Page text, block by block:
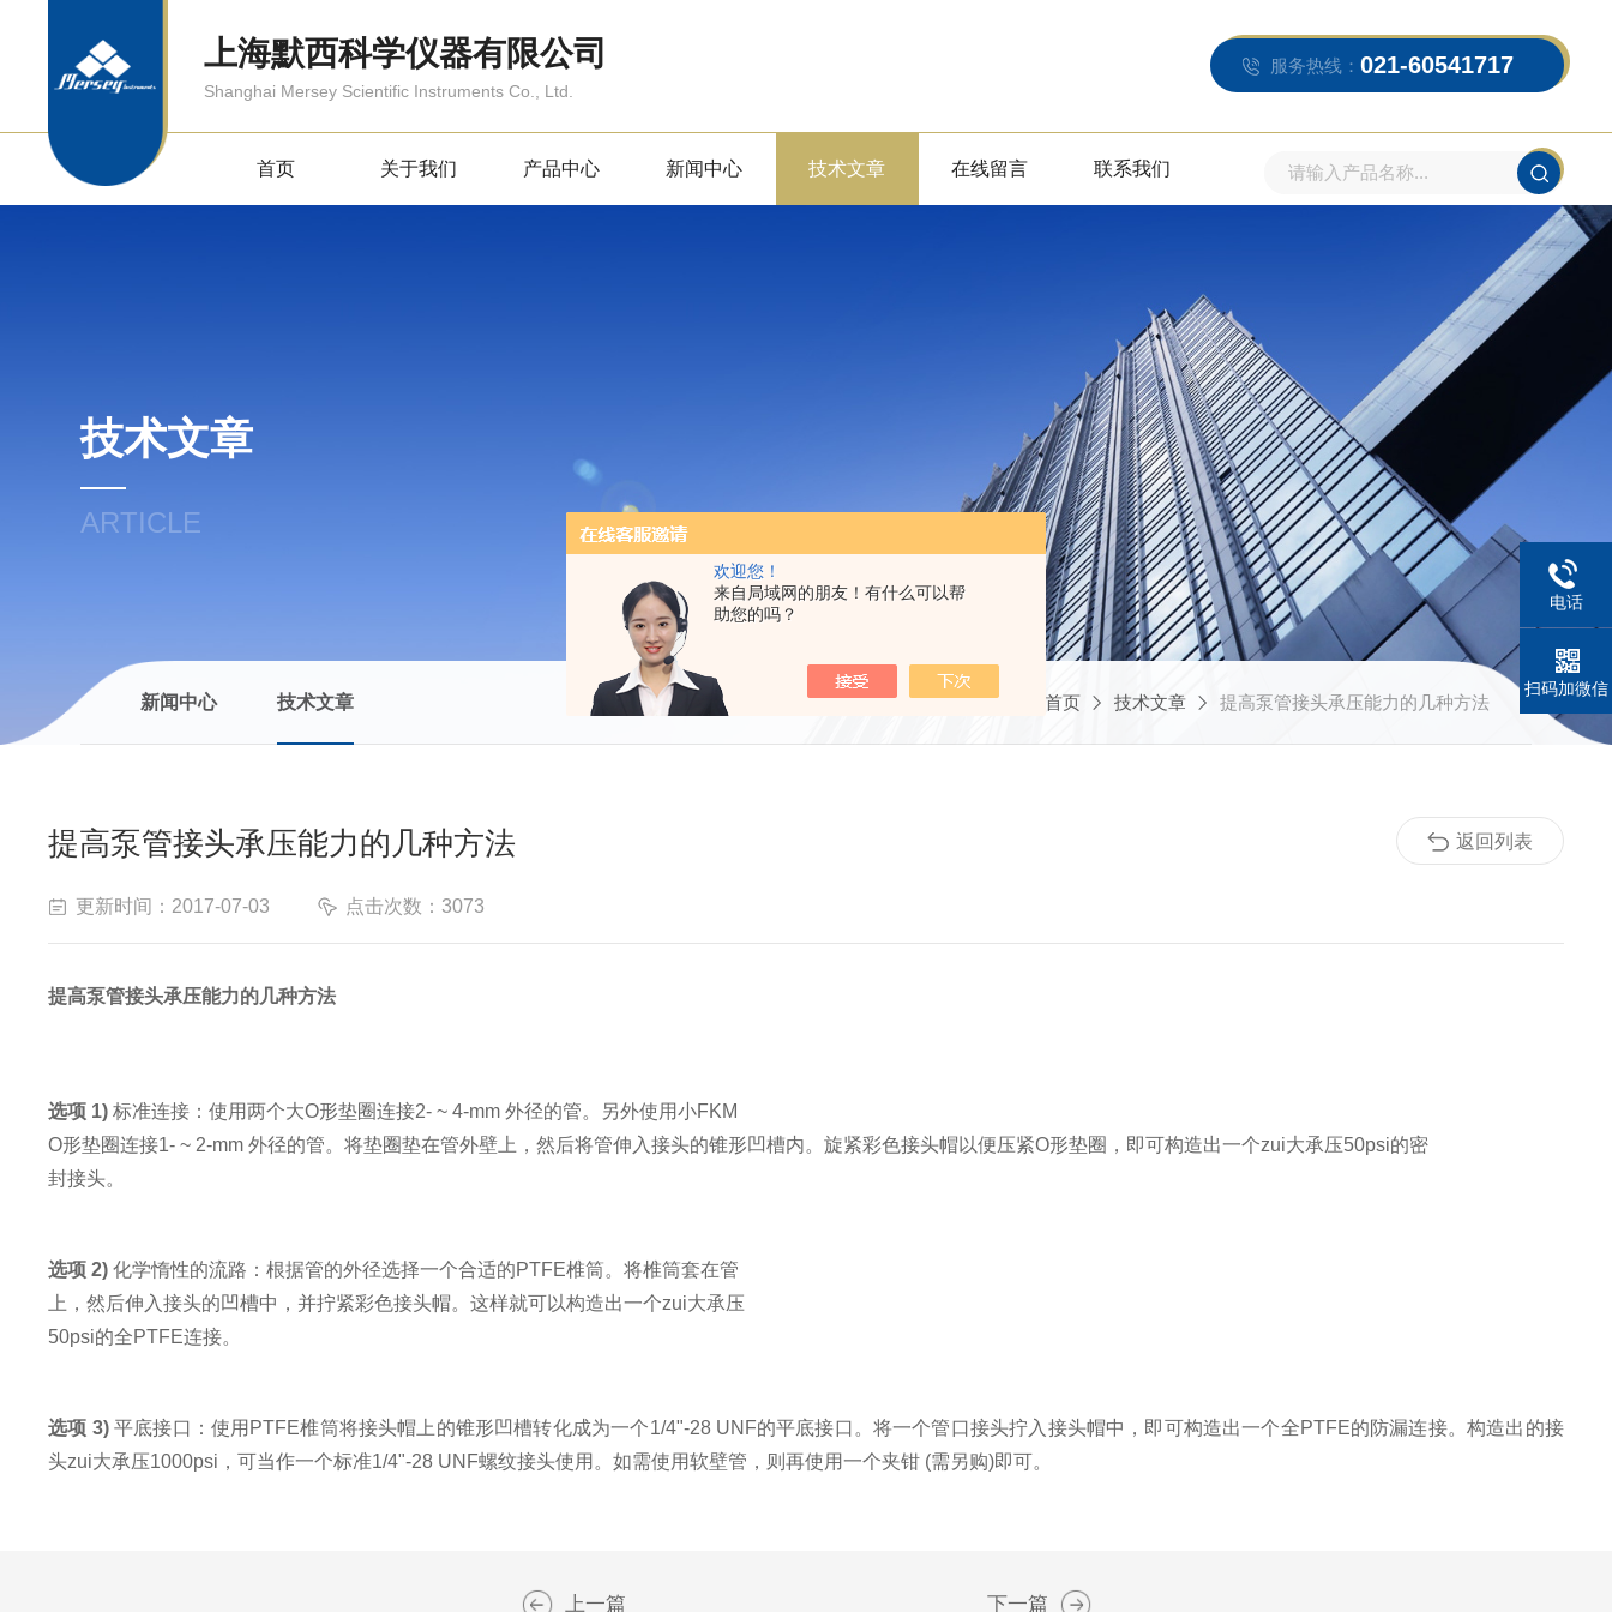
欢迎您！
来自局域网的朋友！有什么可以帮
助您的吗？
上海默西科学仪器有限公司
Shanghai Mersey Scientific Instruments Co., Ltd.
服务热线： 021-60541717
首页 关于我们 产品中心 新闻中心 技术文章 在线留言 联系我们
技术文章
ARTICLE
新闻中心 技术文章 当前位置： 首页 技术文章 提高泵管接头承压能力的几种方法
提高泵管接头承压能力的几种方法
更新时间：2017-07-03 点击次数：3073
提高泵管接头承压能力的几种方法
选项 1) 标准连接：使用两个大O形垫圈连接2- ~ 4-mm 外径的管。另外使用小FKM
O形垫圈连接1- ~ 2-mm 外径的管。将垫圈垫在管外壁上，然后将管伸入接头的锥形凹槽内。旋紧彩色接头帽以便压紧O形垫圈，即可构造出一个zui大承压50psi的密
封接头。
选项 2) 化学惰性的流路：根据管的外径选择一个合适的PTFE椎筒。将椎筒套在管
上，然后伸入接头的凹槽中，并拧紧彩色接头帽。这样就可以构造出一个zui大承压
50psi的全PTFE连接。
选项 3)平底接口：使用PTFE椎筒将接头帽上的锥形凹槽转化成为一个1/4"-28 UNF的平底接口。将一个管口接头拧入接头帽中，即可构造出一个全PTFE的防漏连接。构造出的接
头zui大承压1000psi，可当作一个标准1/4"-28 UNF螺纹接头使用。如需使用软壁管，则再使用一个夹钳 (需另购)即可。
返回列表
上一篇 下一篇
电话
扫码加微信